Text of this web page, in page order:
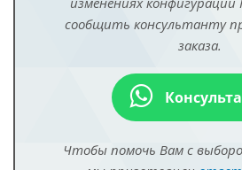
сообщить консультанту
заказа.
Чтобы помочь Вам с